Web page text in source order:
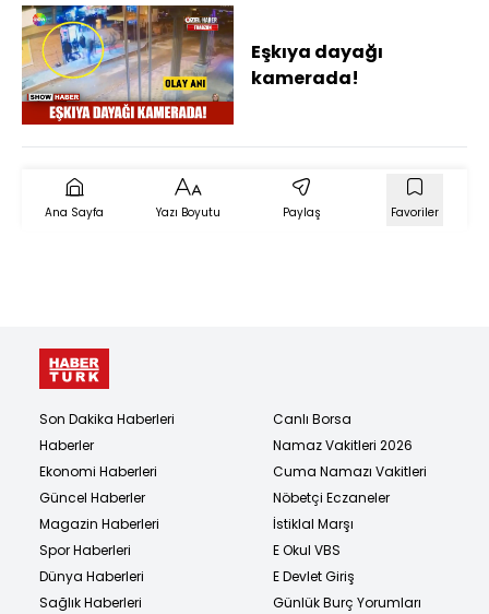
Eşkıya dayağı
kamerada!
Ana Sayfa Yazı Boyutu Paylaş Favoriler
Son Dakika Haberleri
Haberler
Ekonomi Haberleri
Güncel Haberler
Magazin Haberleri
Spor Haberleri
Dünya Haberleri
Sağlık Haberleri
Canlı Borsa
Namaz Vakitleri 2026
Cuma Namazı Vakitleri
Nöbetçi Eczaneler
İstiklal Marşı
E Okul VBS
E Devlet Giriş
Günlük Burç Yorumları